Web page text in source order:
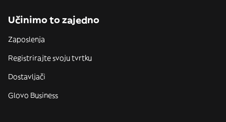
Učinimo to zajedno
Zaposlenja
Registrirajte svoju tvrtku
Dostavljači
Glovo Business